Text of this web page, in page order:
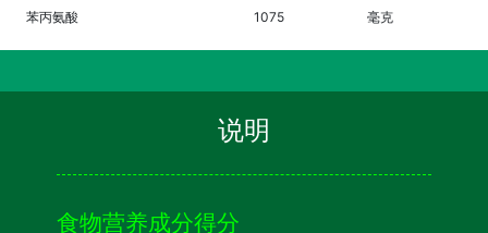
苯丙氨酸 1075 毫克
说明
食物营养成分得分